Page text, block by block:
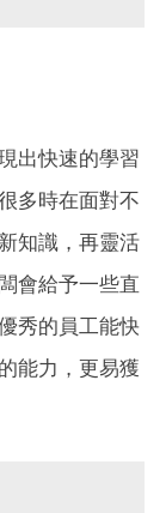
出快速的學習
多時在面對不
知識，再靈活
會給予一些直
秀的員工能快
能力，更易獲